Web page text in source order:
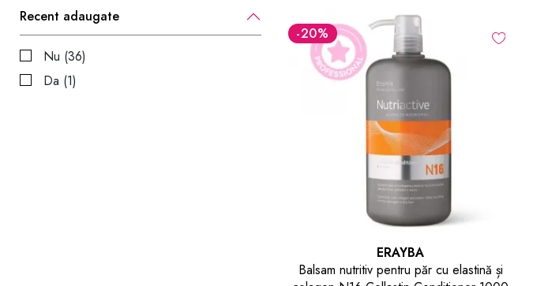
Recent adaugate
Nu (36)
Da (1)
-20%
ERAYBA
Balsam nutritiv pentru păr cu elastină și